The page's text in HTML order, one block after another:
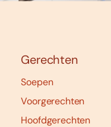
Gerechten
Soepen
Voorgerechten
Hoofdgerechten